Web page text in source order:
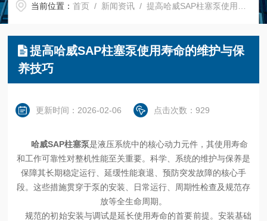
当前位置：首页 / 新闻资讯 / 提高哈威SAP柱塞泵使用寿命的维护与保养技巧
提高哈威SAP柱塞泵使用寿命的维护与保
养技巧
更新时间：2026-02-06 点击次数：929
哈威SAP柱塞泵是液压系统中的核心动力元件，其使用寿命
和工作可靠性对整机性能至关重要。科学、系统的维护与保养是
保障其长期稳定运行、延缓性能衰退、预防突发故障的核心手
段。这些措施贯穿于泵的安装、日常运行、周期性检查及规范存
放等全生命周期。
规范的初始安装与调试是延长使用寿命的首要前提。安装基础